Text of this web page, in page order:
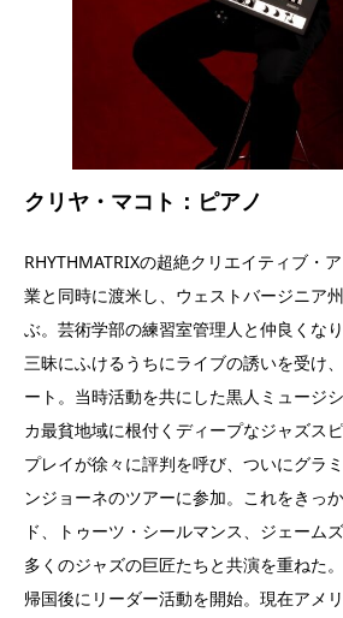
クリヤ・マコト：ピアノ
RHYTHMATRIXの超絶クリエイティブ・
業と同時に渡米し、ウェストバージニア
ぶ。芸術学部の練習室管理人と仲良くな
三昧にふけるうちにライブの誘いを受け
ート。当時活動を共にした黒人ミュージ
カ最貧地域に根付くディープなジャズス
プレイが徐々に評判を呼び、ついにグラ
ンジョーネのツアーに参加。これをきっ
ド、トゥーツ・シールマンス、ジェーム
多くのジャズの巨匠たちと共演を重ねた。
帰国後にリーダー活動を開始。現在アメ